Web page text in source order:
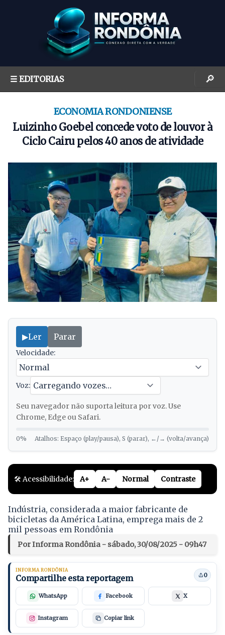
☰ EDITORIAS 🔎
ECONOMIA RONDONIENSE
Luizinho Goebel concede voto de louvor à
Ciclo Cairu pelos 40 anos de atividade
▶Ler Parar
Velocidade:
Voz:
Seu navegador não suporta leitura por voz. Use
Chrome, Edge ou Safari.
0% Atalhos: Espaço (play/pausa), S (parar), ←/→ (volta/avança)
🛠️ Acessibilidade: A+ A- Normal Contraste
Indústria, considerada a maior fabricante de
bicicletas da América Latina, emprega mais de 2
mil pessoas em Rondônia
Por Informa Rondônia - sábado, 30/08/2025 - 09h47
INFORMA RONDÔNIA
Compartilhe esta reportagem 0
WhatsApp Facebook X
Instagram Copiar link